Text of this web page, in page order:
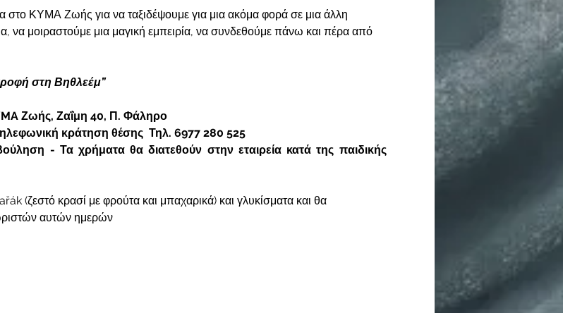
στο ΚΥΜΑ Ζωής για να ταξιδέψουμε για μια ακόμα φορά σε μια άλλη
να μοιραστούμε μια μαγική εμπειρία, να συνδεθούμε πάνω και πέρα από
στη Βηθλεέμ”
Ζωής, Ζαΐμη 40, Π. Φάληρο
κράτηση θέσης  Τηλ. 6977 280 525
- Τα χρήματα θα διατεθούν στην εταιρεία κατά της παιδικής
(ζεστό κρασί με φρούτα και μπαχαρικά) και γλυκίσματα και θα
αυτών ημερών